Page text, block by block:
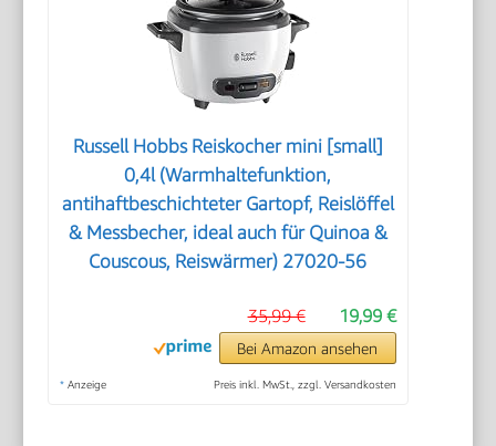
Russell Hobbs Reiskocher mini [small]
0,4l (Warmhaltefunktion,
antihaftbeschichteter Gartopf, Reislöffel
& Messbecher, ideal auch für Quinoa &
Couscous, Reiswärmer) 27020-56
19,99 €
35,99 €
Bei Amazon ansehen
* Anzeige Preis inkl. MwSt., zzgl. Versandkosten